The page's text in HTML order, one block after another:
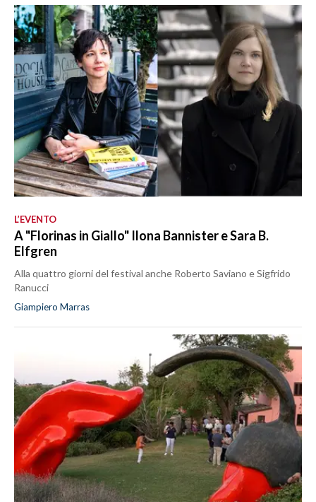
L’EVENTO
A "Florinas in Giallo" Ilona Bannister e Sara B.
Elfgren
Alla quattro giorni del festival anche Roberto Saviano e Sigfrido
Ranucci
Giampiero Marras